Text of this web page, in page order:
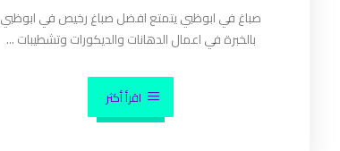
صباغ في ابوظبي يتمتع افضل صباغ رخيص في ابوظبي
بالخبرة في اعمال الدهانات والديكورات وتشطيبات ...
اقرأ أكثر